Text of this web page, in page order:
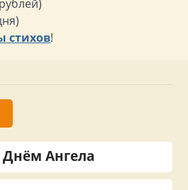
стихов!
Ангела